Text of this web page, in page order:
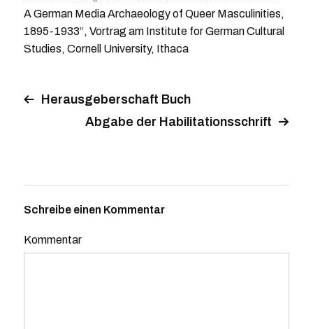
A German Media Archaeology of Queer Masculinities,
1895-1933“, Vortrag am Institute for German Cultural
Studies, Cornell University, Ithaca
Herausgeberschaft Buch
Abgabe der Habilitationsschrift
Schreibe einen Kommentar
Kommentar